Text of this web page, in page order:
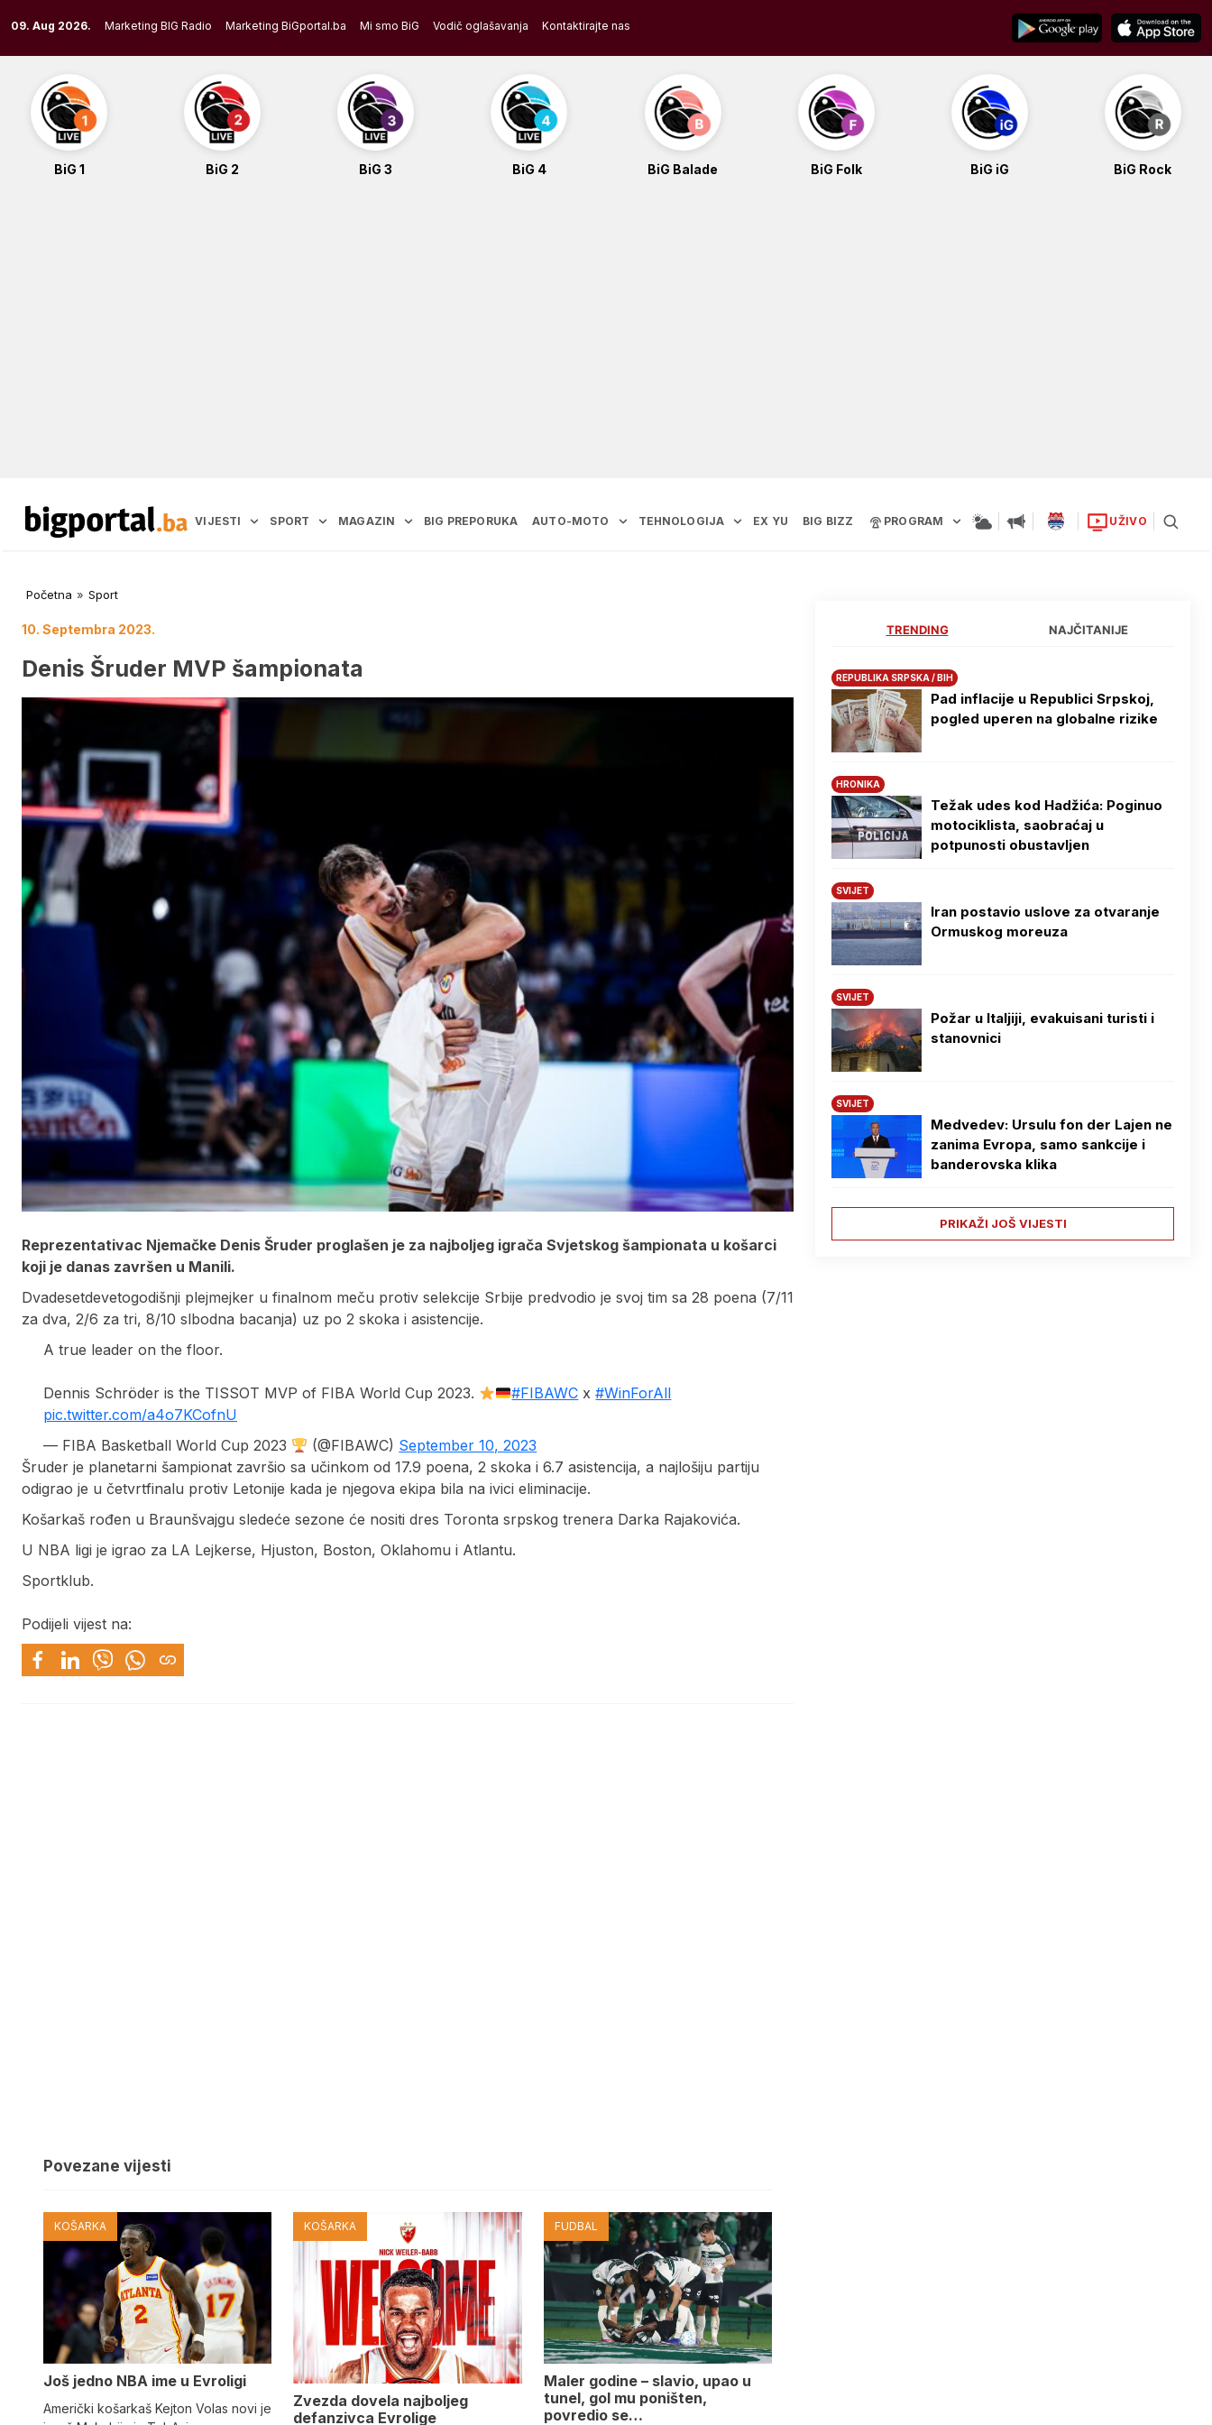
to
content
09. Aug 2026. Marketing BIG Radio Marketing BiGportal.ba Mi smo BiG Vodič oglašavanja Kontaktirajte nas
BiG 1 BiG 2 BiG 3 BiG 4 BiG Balade BiG Folk BiG iG BiG Rock
VIJESTI SPORT MAGAZIN BIG PREPORUKA AUTO-MOTO TEHNOLOGIJA EX YU BIG BIZZ PROGRAM UŽIVO
Početna » Sport
10. Septembra 2023.
Denis Šruder MVP šampionata
Reprezentativac Njemačke Denis Šruder proglašen je za najboljeg igrača Svjetskog šampionata u košarci
koji je danas završen u Manili.
Dvadesetdevetogodišnji plejmejker u finalnom meču protiv selekcije Srbije predvodio je svoj tim sa 28 poena (7/11
za dva, 2/6 za tri, 8/10 slbodna bacanja) uz po 2 skoka i asistencije.
A true leader on the floor.
Dennis Schröder is the TISSOT MVP of FIBA World Cup 2023. #FIBAWC x#WinForAll
pic.twitter.com/a4o7KCofnU
— FIBA Basketball World Cup 2023
(@FIBAWC) September 10, 2023
Šruder je planetarni šampionat završio sa učinkom od 17.9 poena, 2 skoka i 6.7 asistencija, a najlošiju partiju
odigrao je u četvrtfinalu protiv Letonije kada je njegova ekipa bila na ivici eliminacije.
Košarkaš rođen u Braunšvajgu sledeće sezone će nositi dres Toronta srpskog trenera Darka Rajakovića.
U NBA ligi je igrao za LA Lejkerse, Hjuston, Boston, Oklahomu i Atlantu.
Sportklub.
Podijeli vijest na:
Povezane vijesti
KOŠARKA
Još jedno NBA ime u Evroligi
Američki košarkaš Kejton Volas novi je
KOŠARKA
Zvezda dovela najboljeg
defanzivca Evrolige
FUDBAL
Maler godine – slavio, upao u
tunel, gol mu poništen,
povredio se…
TRENDING NAJČITANIJE
REPUBLIKA SRPSKA / BIH
Pad inflacije u Republici Srpskoj,
pogled uperen na globalne rizike
HRONIKA
Težak udes kod Hadžića: Poginuo
motociklista, saobraćaj u
potpunosti obustavljen
SVIJET
Iran postavio uslove za otvaranje
Ormuskog moreuza
SVIJET
Požar u Italjiji, evakuisani turisti i
stanovnici
SVIJET
Medvedev: Ursulu fon der Lajen ne
zanima Evropa, samo sankcije i
banderovska klika
PRIKAŽI JOŠ VIJESTI